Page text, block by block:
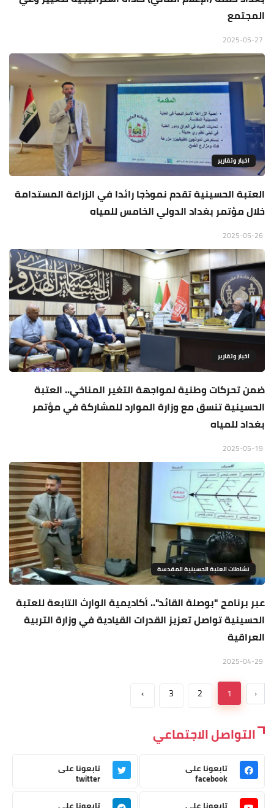
المجتمع
اخبار وتقارير
العتبة الحسينية تقدم نموذجا رائدا في الزراعة المستدامة
خلال مؤتمر بغداد الدولي الخامس للمياه
اخبار وتقارير
ضمن تحركات وطنية لمواجهة التغير المناخي.. العتبة
الحسينية تنسق مع وزارة الموارد للمشاركة في مؤتمر
بغداد للمياه
نشاطات العتبة الحسينية المقدسة
عبر برنامج "بوصلة القائد".. أكاديمية الوارث التابعة للعتبة
الحسينية تواصل تعزيز القدرات القيادية في وزارة التربية
العراقية
‹
1
2
3
›
التواصل الاجتماعي
تابعونا على
facebook
تابعونا على
twitter